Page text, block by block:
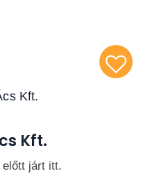
Kft.
előtt járt itt.